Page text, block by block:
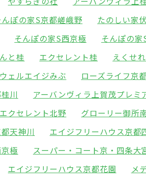
んぽの家S京都嵯峨野 たのしい家
そんぽの家S西京極 そんぽの家
と桂 エクセレント桂 えくせ
ウェルエイジみぶ ローズライフ京
川 アーバンヴィラ上賀茂プレミ
エクセレント北野 グローリー御所
天神川 エイジフリーハウス京都
極 スーパー・コート京・四条大
エイジフリーハウス京都花園
メ